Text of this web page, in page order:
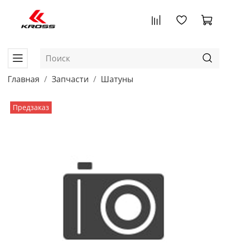
Главная Запчасти Шатуны
Предзаказ